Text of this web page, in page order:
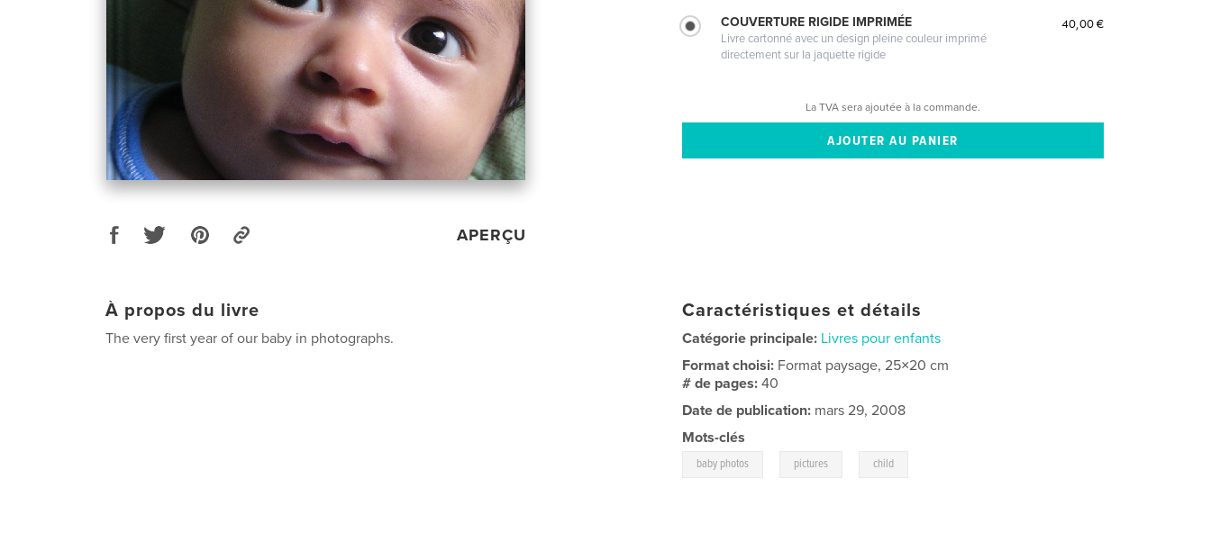
APERÇU
COUVERTURE RIGIDE IMPRIMÉE
Livre cartonné avec un design pleine couleur imprimé
directement sur la jaquette rigide
40,00 €
La TVA sera ajoutée à la commande.
À propos du livre
The very first year of our baby in photographs.
Caractéristiques et détails
Catégorie principale: Livres pour enfants
Format choisi: Format paysage, 25×20 cm
# de pages:40
Date de publication: mars 29, 2008
Mots-clés
baby photos pictures child